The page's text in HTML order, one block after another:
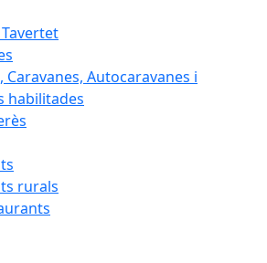
Caravanes, Autocaravanes i
habilitades
rurals